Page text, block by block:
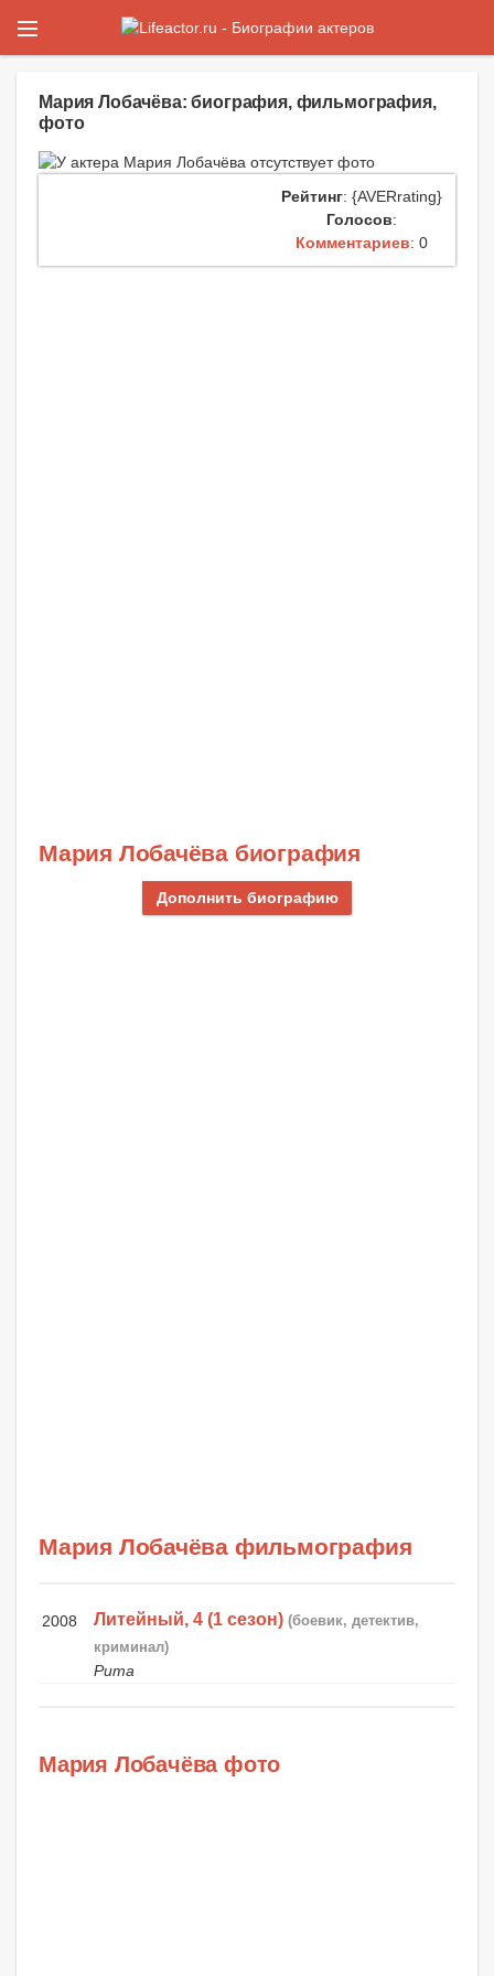
Мария Лобачёва: биография, фильмография,
фото
Рейтинг: {AVERrating}
Голосов:
Комментариев: 0
Мария Лобачёва биография
Дополнить биографию
Мария Лобачёва фильмография
2008 Литейный, 4 (1 сезон) (боевик, детектив,
криминал)
Рита
Мария Лобачёва фото